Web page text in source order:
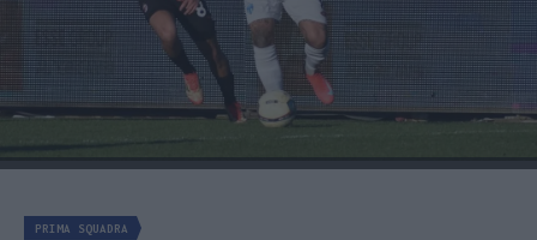
PRIMA SQUADRA